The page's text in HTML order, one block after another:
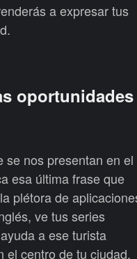
a expresar tus
oportunidades
se nos presentan en el
esa última frase que
plétora de
ve tus series
a ese turista
el centro de tu ciudad.